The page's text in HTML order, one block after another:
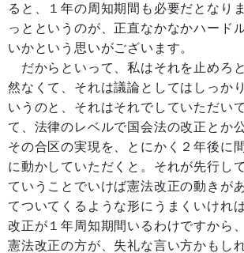
ると、１年の周知期間も必要だとなり
っとというのが、正直なかなかハード
いかという思いがございます。
だからといって、私はそれを止めろ
然なくて、それは議論としてはしっか
いうのと、それはそれでしていただい
て、法律のレベルで国会法の改正とか
その合区の実現を、とにかく２年後に
に動かしていただくと。それが先行し
ていうことでいけば憲法改正の動きが
てついてくるような形にうまくいけれ
改正が１年周知期間いるわけですから
憲法改正の方が、失礼な言い方かもし